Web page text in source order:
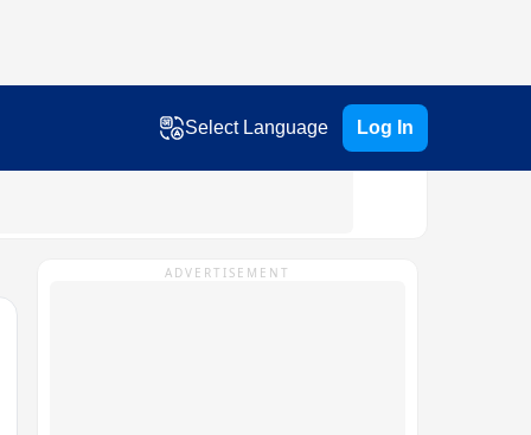
Select Language Log In
ADVERTISEMENT